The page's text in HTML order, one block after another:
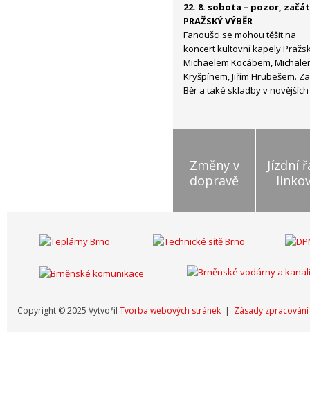
22. 8. sobota – pozor,
PRAŽSKÝ VÝBĚR
Fanoušci se mohou těšit na
koncert kultovní kapely
Michaelem Kocábem,
Kryšpínem, Jiřím Hrubešem.
Běr a také skladby v
Změny v
dopravě
Jízdní
Copyright © 2025 Vytvořil Tvorba webových stránek | Zásady